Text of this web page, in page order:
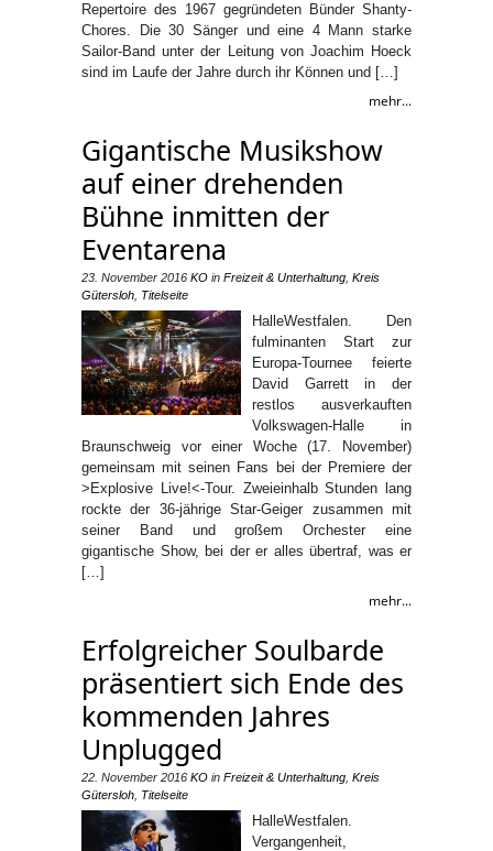
Repertoire des 1967 gegründeten Bünder Shanty-
Chores. Die 30 Sänger und eine 4 Mann starke
Sailor-Band unter der Leitung von Joachim Hoeck
sind im Laufe der Jahre durch ihr Können und […]
mehr...
Gigantische Musikshow
auf einer drehenden
Bühne inmitten der
Eventarena
23. November 2016 KO in Freizeit & Unterhaltung Kreis
Gütersloh Titelseite
HalleWestfalen. Den
fulminanten Start zur
Europa-Tournee feierte
David Garrett in der
restlos ausverkauften
Volkswagen-Halle in
Braunschweig vor einer Woche (17. November)
gemeinsam mit seinen Fans bei der Premiere der
>Explosive Live!<-Tour. Zweieinhalb Stunden lang
rockte der 36-jährige Star-Geiger zusammen mit
seiner Band und großem Orchester eine
gigantische Show, bei der er alles übertraf, was er
[…]
mehr...
Erfolgreicher Soulbarde
präsentiert sich Ende des
kommenden Jahres
Unplugged
22. November 2016 KO in Freizeit & Unterhaltung Kreis
Gütersloh Titelseite
HalleWestfalen.
Vergangenheit,